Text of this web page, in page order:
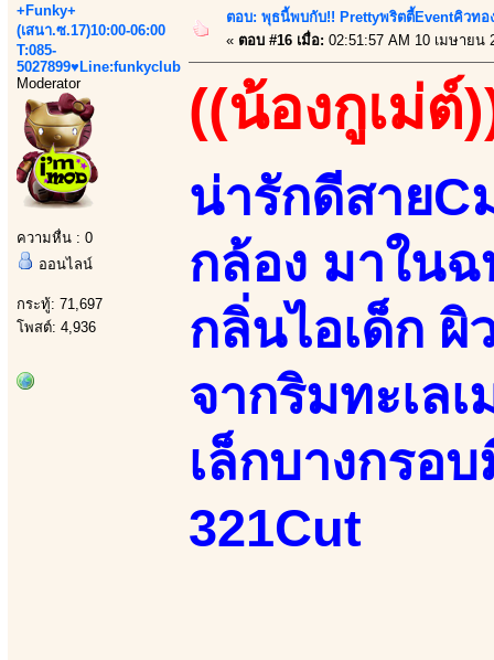
+Funky+
(เสนา.ซ.17)10:00-06:00
T:085-
5027899♥Line:funkyclub
Moderator
ความหื่น : 0
ออนไลน์
กระทู้: 71,697
โพสต์: 4,936
ตอบ: พุธนี้พบกับ!! Prettyพริตตี้Eventคิวทอ
« ตอบ #16 เมื่อ: 02:51:57 AM 10 เมษายน
((น้องกูเม่ต์
น่ารักดีสาย
กล้อง มาใน
กลิ่นไอเด็ก ผิ
จากริมทะเล
เล็กบางกรอ
321Cut